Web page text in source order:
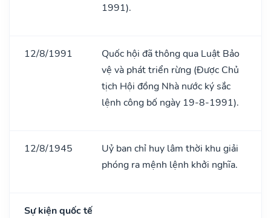
1991).
12/8/1991
Quốc hội đã thông qua Luật Bảo
vệ và phát triển rừng (Được Chủ
tịch Hội đồng Nhà nước ký sắc
lệnh công bố ngày 19-8-1991).
12/8/1945
Uỷ ban chỉ huy lâm thời khu giải
phóng ra mệnh lệnh khởi nghĩa.
Sự kiện quốc tế